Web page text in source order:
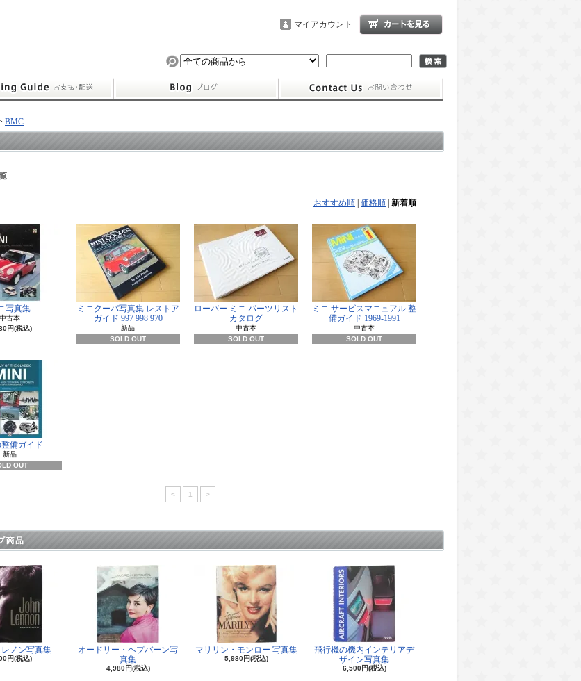
マイアカウント
BMC
おすすめ順 価格順 新着順
写真集
中古本
円(税込)
ミニクーパ写真集 レストア
ガイド 997 998 970
新品
SOLD OUT
ローバー ミニ パーツリスト
カタログ
中古本
SOLD OUT
ミニ サービスマニュアル 整
備ガイド 1969-1991
中古本
SOLD OUT
整備ガイド
新品
OUT
< 1 >
ノン写真集
円(税込)
オードリー・ヘプバーン写
真集
4,980円(税込)
マリリン・モンロー 写真集
5,980円(税込)
飛行機の機内インテリアデ
ザイン写真集
6,500円(税込)